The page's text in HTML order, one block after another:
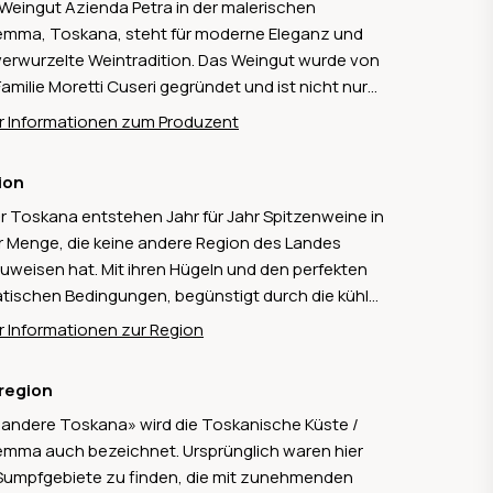
Azienda Petra in der malerischen
Toskana, steht für moderne Eleganz und
Weintradition. Das Weingut wurde von
Moretti Cuseri gegründet und ist nicht nur
aussergewöhnliche Architektur des Weinkellers,
Hügeln nahe Suvereto entstehen
biologischen Weinbau ausdrucksstarke Weine
Sauvignon, Merlot und Sangiovese. Im
vereinen sich modernste Technologie und
Präzision, um Weine mit Struktur, Tiefe
zu schaffen. Besonders der Top-Wein
Die Azienda Petra steht für toskanische
die Genuss, Kultur und Natur perfekt
– ideal für Weinliebhaber, die Authentizität
schätzen.
Informationen zum Produzent
Toskana entstehen Jahr für Jahr Spitzenweine in
Menge, die keine andere Region des Landes
hat. Mit ihren Hügeln und den perfekten
Bedingungen, begünstigt durch die kühle
in den Sommermonaten gedeihen hier
die Sorten Sangiovese, Merlot und
angebaut.
Informationen zur Region
andere Toskana» wird die Toskanische Küste /
auch bezeichnet. Ursprünglich waren hier
zu finden, die mit zunehmenden